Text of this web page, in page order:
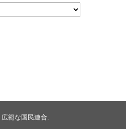
広範な国民連合.